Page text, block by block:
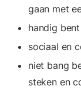
gaan met
handig
sociaal en
niet bang
steken en